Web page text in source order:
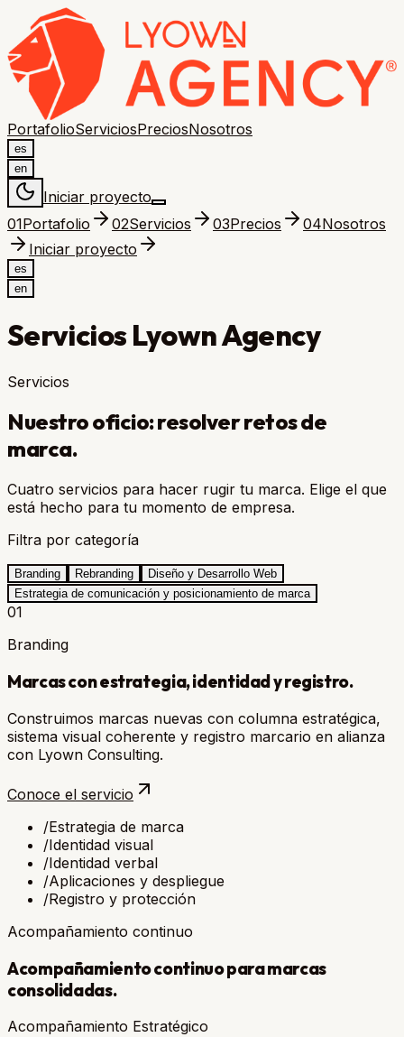
PortafolioServiciosPreciosNosotros
es
en
Iniciar proyecto
01Portafolio 02Servicios 03Precios 04Nosotros
Iniciar proyecto
es
en
Servicios Lyown Agency
Servicios
Nuestro oficio: resolver retos de
marca.
Cuatro servicios para hacer rugir tu marca. Elige el que
está hecho para tu momento de empresa.
Filtra por categoría
Branding Rebranding
Diseño y Desarrollo Web
Estrategia de comunicación y posicionamiento de marca
01
Branding
Marcas con estrategia, identidad y registro.
Construimos marcas nuevas con columna estratégica,
sistema visual coherente y registro marcario en alianza
con Lyown Consulting.
Conoce el servicio
/Estrategia de marca
/Identidad visual
/Identidad verbal
/Aplicaciones y despliegue
/Registro y protección
Acompañamiento continuo
Acompañamiento continuo para marcas
consolidadas.
Acompañamiento Estratégico